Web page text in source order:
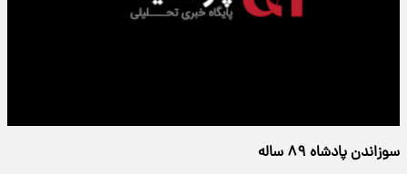
سوزاندن پادشاه ۸۹ ساله